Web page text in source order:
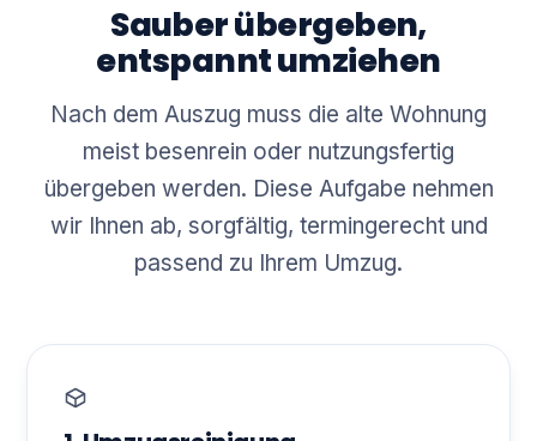
Sauber übergeben,
entspannt umziehen
Nach dem Auszug muss die alte Wohnung
meist besenrein oder nutzungsfertig
übergeben werden. Diese Aufgabe nehmen
wir Ihnen ab, sorgfältig, termingerecht und
passend zu Ihrem Umzug.